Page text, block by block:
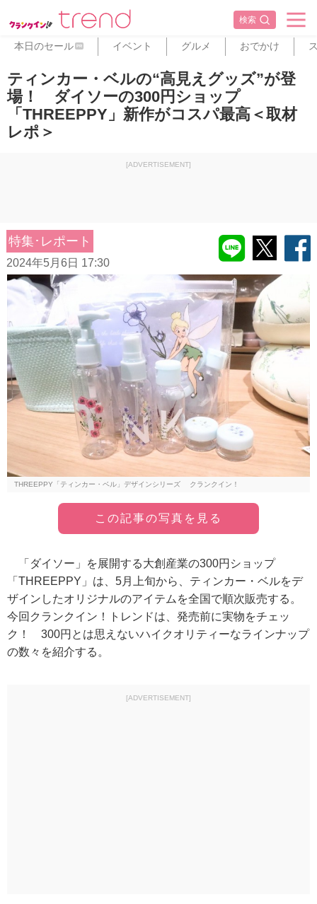
検索
本日のセール PR イベント グルメ おでかけ
ティンカー・ベルの“高見えグッズ”が登
場！ ダイソーの300円ショップ
「THREEPPY」新作がコスパ最高＜取材
レポ＞
[ADVERTISEMENT]
特集･レポート
2024年5月6日 17:30
THREEPPY「ティンカー・ベル」デザインシリーズ クランクイン！
この記事の写真を見る
「ダイソー」を展開する大創産業の300円ショップ
「THREEPPY」は、5月上旬から、ティンカー・ベルをデ
ザインしたオリジナルのアイテムを全国で順次販売する。
今回クランクイン！トレンドは、発売前に実物をチェッ
ク！ 300円とは思えないハイクオリティーなラインナップ
の数々を紹介する。
[ADVERTISEMENT]